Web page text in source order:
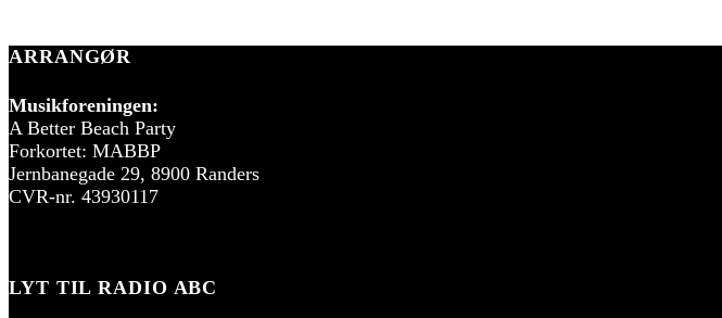
ARRANGØR
Musikforeningen:
A Better Beach Party
Forkortet: MABBP
Jernbanegade 29, 8900 Randers
CVR-nr. 43930117
LYT TIL RADIO ABC